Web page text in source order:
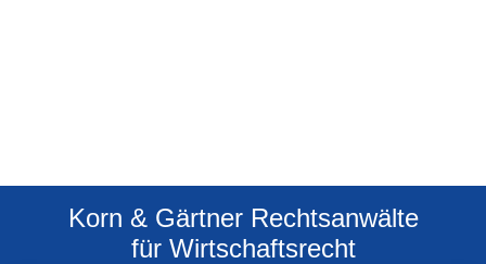
Korn & Gärtner Rechtsanwälte
für Wirtschaftsrecht